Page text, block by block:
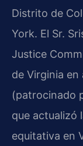
Distrito de
York. El Sr.
Justice
de Virginia en
(patrocinado
que actualizó
equitativa en